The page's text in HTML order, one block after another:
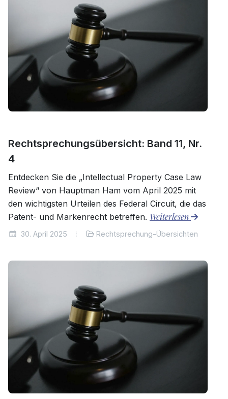
Rechtsprechungsübersicht: Band 11, Nr.
4
Entdecken Sie die „Intellectual Property Case Law
Review“ von Hauptman Ham vom April 2025 mit
den wichtigsten Urteilen des Federal Circuit, die das
Patent- und Markenrecht betreffen. Weiterlesen
30. April 2025 Rechtsprechung-Übersichten